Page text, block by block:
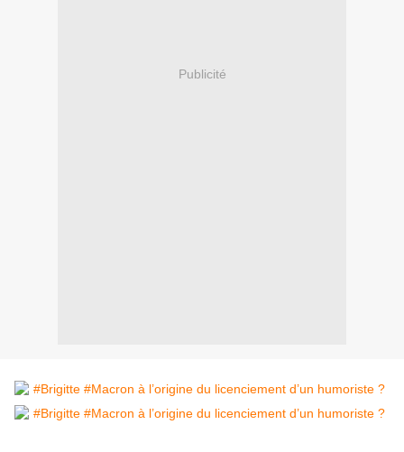
Publicité